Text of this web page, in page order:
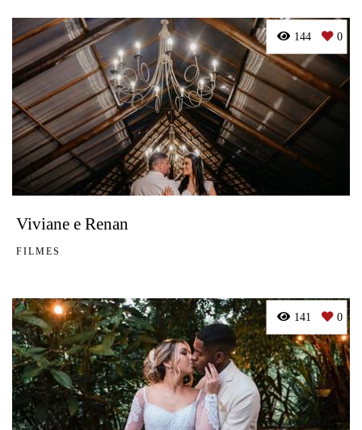
Viviane e Renan
FILMES
144 0
141 0